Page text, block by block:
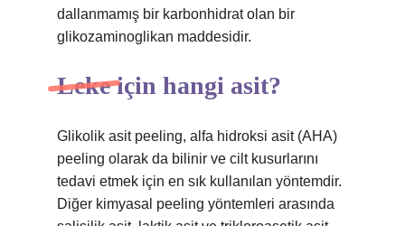
dallanmamış bir karbonhidrat olan bir
glikozaminoglikan maddesidir.
Leke için hangi asit?
Glikolik asit peeling, alfa hidroksi asit (AHA)
peeling olarak da bilinir ve cilt kusurlarını
tedavi etmek için en sık kullanılan yöntemdir.
Diğer kimyasal peeling yöntemleri arasında